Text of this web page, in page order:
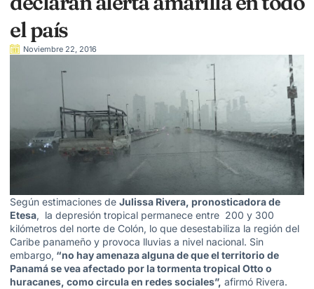
el país
Noviembre 22, 2016
Según estimaciones de Julissa Rivera, pronosticadora de
Etesa, la depresión tropical permanece entre 200 y 300
kilómetros del norte de Colón, lo que desestabiliza la región del
Caribe panameño y provoca lluvias a nivel nacional. Sin
embargo, “no hay amenaza alguna de que el territorio de
Panamá se vea afectado por la tormenta tropical Otto o
huracanes, como circula en redes sociales”, afirmó Rivera.